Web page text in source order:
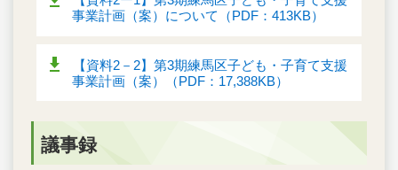
事業計画（案）について（PDF：413KB）
【資料2－2】第3期練馬区子ども・子育て支援
事業計画（案）（PDF：17,388KB）
議事録